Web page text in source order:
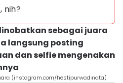
nih?
sebagai juara
langsung posting
dan selfie mengenakan
(instagram.com/hestipurwadinata)